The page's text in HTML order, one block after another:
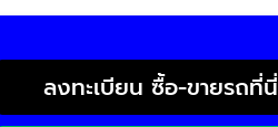
ลงทะเบียน ซื้อ-ขายรถที่นี่